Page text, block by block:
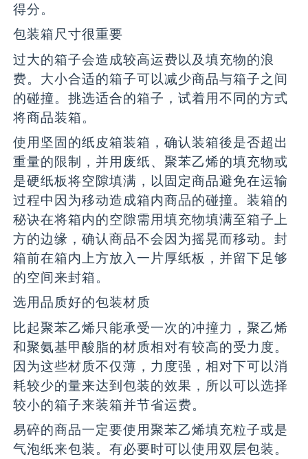
得分。
包装箱尺寸很重要
过大的箱子会造成较高运费以及填充物的浪
费。大小合适的箱子可以减少商品与箱子之间
的碰撞。挑选适合的箱子，试着用不同的方式
将商品装箱。
使用坚固的纸皮箱装箱，确认装箱後是否超出
重量的限制，并用废纸、聚苯乙烯的填充物或
是硬纸板将空隙填满，以固定商品避免在运输
过程中因为移动造成箱内商品的碰撞。装箱的
秘诀在将箱内的空隙需用填充物填满至箱子上
方的边缘，确认商品不会因为摇晃而移动。封
箱前在箱内上方放入一片厚纸板，并留下足够
的空间来封箱。
选用品质好的包装材质
比起聚苯乙烯只能承受一次的冲撞力，聚乙烯
和聚氨基甲酸脂的材质相对有较高的受力度。
因为这些材质不仅薄，力度强，相对下可以消
耗较少的量来达到包装的效果，所以可以选择
较小的箱子来装箱并节省运费。
易碎的商品一定要使用聚苯乙烯填充粒子或是
气泡纸来包装。有必要时可以使用双层包装。